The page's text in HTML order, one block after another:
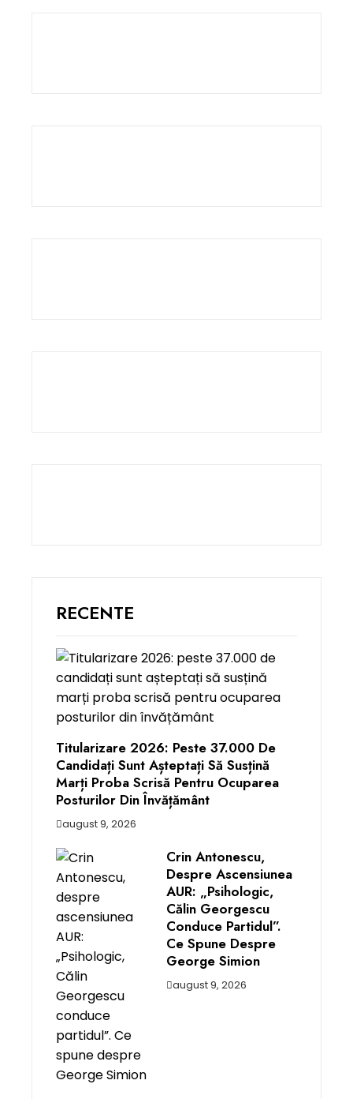
RECENTE
Titularizare 2026: Peste 37.000 De
Candidați Sunt Așteptați Să Susțină
Marți Proba Scrisă Pentru Ocuparea
Posturilor Din Învățământ
august 9, 2026
Crin Antonescu,
Despre Ascensiunea
AUR: „Psihologic,
Călin Georgescu
Conduce Partidul”.
Ce Spune Despre
George Simion
august 9, 2026